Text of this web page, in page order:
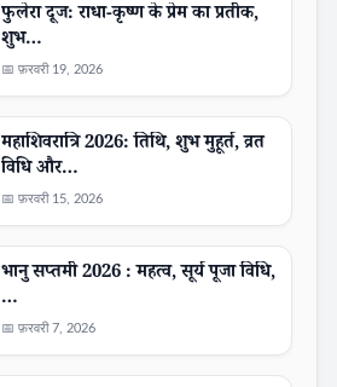
फुलेरा दूज: राधा-कृष्ण के प्रेम का प्रतीक,
शुभ…
📅 फ़रवरी 19, 2026
महाशिवरात्रि 2026: तिथि, शुभ मुहूर्त, व्रत
विधि और…
📅 फ़रवरी 15, 2026
भानु सप्तमी 2026 : महत्व, सूर्य पूजा विधि,
…
📅 फ़रवरी 7, 2026